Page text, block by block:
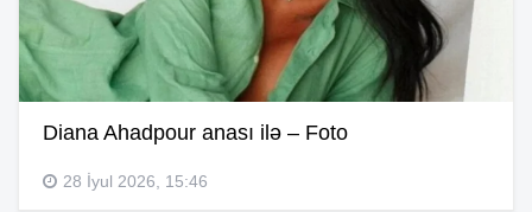
Diana Ahadpour anası ilə – Foto
28 İyul 2026, 15:46